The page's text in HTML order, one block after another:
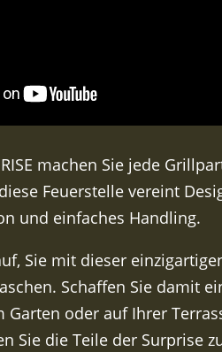
machen Sie jede
Feuerstelle vereint
und einfaches Handling.
Sie mit dieser
Schaffen Sie damit
oder auf Ihrer
Sie die Teile der Surprise